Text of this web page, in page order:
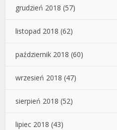
grudzień 2018 (57)
listopad 2018 (62)
październik 2018 (60)
wrzesień 2018 (47)
sierpień 2018 (52)
lipiec 2018 (43)